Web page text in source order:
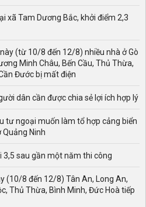
xã Tam Dương Bắc, khởi điểm 2,3
(từ 10/8 đến 12/8) nhiều nhà ở Gò
Minh Châu, Bến Cầu, Thủ Thừa,
Đước bị mất điện
dân cần được chia sẻ lợi ích hợp lý
tư ngoại muốn làm tổ hợp cảng biển
Quảng Ninh
sau gần một năm thi công
(10/8 đến 12/8) Tân An, Long An,
Thủ Thừa, Bình Minh, Đức Hoà tiếp